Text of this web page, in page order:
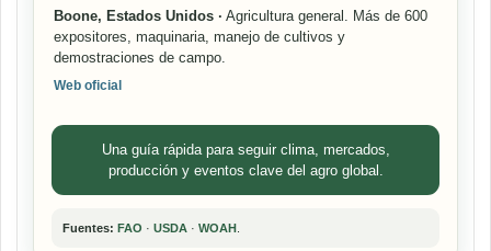
Boone, Estados Unidos · Agricultura general. Más de 600
expositores, maquinaria, manejo de cultivos y
demostraciones de campo.
Web oficial
Una guía rápida para seguir clima, mercados,
producción y eventos clave del agro global.
Fuentes: FAO · USDA · WOAH